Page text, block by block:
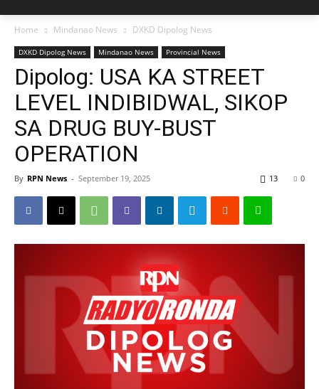
Home Mindanao News DXKD Dipolog News
DXKD Dipolog News Mindanao News Provincial News
Dipolog: USA KA STREET
LEVEL INDIBIDWAL, SIKOP
SA DRUG BUY-BUST
OPERATION
By RPN News - September 19, 2025 0
13